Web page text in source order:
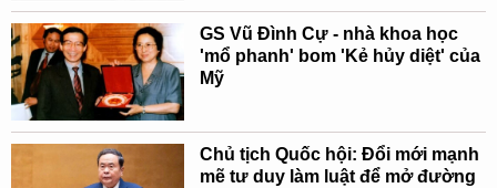
GS Vũ Đình Cự - nhà khoa học
'mổ phanh' bom 'Kẻ hủy diệt' của
Mỹ
Chủ tịch Quốc hội: Đổi mới mạnh
mẽ tư duy làm luật để mở đường